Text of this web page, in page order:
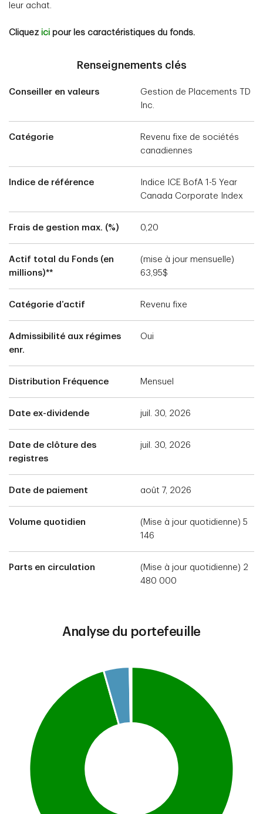
leur achat.
Cliquez ici pour les caractéristiques du fonds.
Renseignements clés
Conseiller en valeurs
Gestion de Placements TD
Inc.
Catégorie
Revenu fixe de sociétés
canadiennes
Indice de référence
Indice ICE BofA 1-5 Year
Canada Corporate Index
Frais de gestion max. (%) 0,20
Actif total du Fonds (en
millions)**
(mise à jour mensuelle)
63,95$
Catégorie d’actif Revenu fixe
Admissibilité aux régimes
enr.
Oui
Distribution Fréquence Mensuel
Date ex-dividende juil. 30, 2026
Date de clôture des
registres
juil. 30, 2026
Date de paiement août 7, 2026
Volume quotidien
(Mise à jour quotidienne) 5
146
Parts en circulation
(Mise à jour quotidienne) 2
480 000
Analyse du portefeuille
Pie chart with 3 slices.
This is a portfolio analysis pie chart